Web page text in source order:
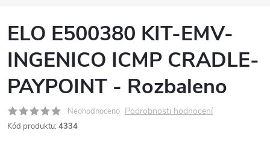
ELO E500380 KIT-EMV-
INGENICO ICMP CRADLE-
PAYPOINT - Rozbaleno
Neohodnoceno Podrobnosti hodnocení
Kód produktu: 4334